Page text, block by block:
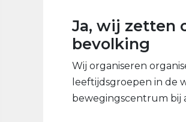
Ja, wij zetten
bevolking
Wij organiseren
leeftijdsgroepen in de
bewegingscentrum bij